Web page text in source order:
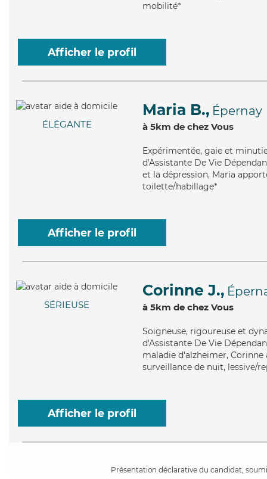
mobilité*
Afficher le profil
ÉLÉGANTE
Maria B., Épernay
à 5km de chez Vous
Expérimentée, gaie et
d'Assistante De Vie
et la dépression, Maria
toilette/habillage*
Afficher le profil
SÉRIEUSE
Corinne J.,
à 5km de chez Vous
Soigneuse, rigoureuse et
d'Assistante De Vie
maladie d'alzheimer,
surveillance de nuit, lessive/
Afficher le profil
Présentation déclarative du candidat,